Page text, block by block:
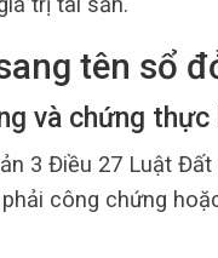
tên sổ
và chứng thực
3 Điều 27 Luật
công chứng